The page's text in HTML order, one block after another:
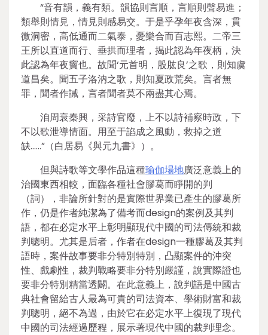
“音有韻，義有類。韻協則言順，言順則聲易進；
類舉則情見，情見則感易交。于是乎孕年夜含深，貫
微洞密，高低通而二氣泰，憂樂合而百志熙。二帝三
王所以直道而行、垂拱而理者，揭此認為年夜柄，決
此認為年夜竇也。故聞‘元首明，股肱良’之歌，則知虞
道昌矣。聞五子洛汭之歌，則知夏政荒矣。言者無
罪，聞者作誡，言者聞者莫不兩盡其心焉。
洎周衰秦興，采詩官廢，上不以詩補察時政，下
不以歌泄導情面。用至于諂成之風動，救掉之道
缺……”（白居易《與元九書》）。
但與詩歌等文學作品這種瑜伽場地廣泛意義上的
治國東西相較，面臨各種社會膠葛而睜開的判
（詞），非論所針對的是實際世界業已產生的膠葛所
作，仍是作者純潔為了備考而design的案例及其判
語，都在必定水平上彰明顯現代中國的司法傳統和裁
判聰明。尤其是后者，作者在design一種膠葛及其判
語時，案件故事要非分特別特別，凸顯案件的沖突
性、戲劇性，裁判戰略要非分特別嚴謹，說實際證也
要非分特別精當透闢。在此意義上，說判語是中國古
典社會留給古人最為可貴的司法資本、學術財富和裁
判聰明，絕不為過，由於它在必定水平上復現了現代
中國的司法經過歷程，展示著現代中國的裁判理念。